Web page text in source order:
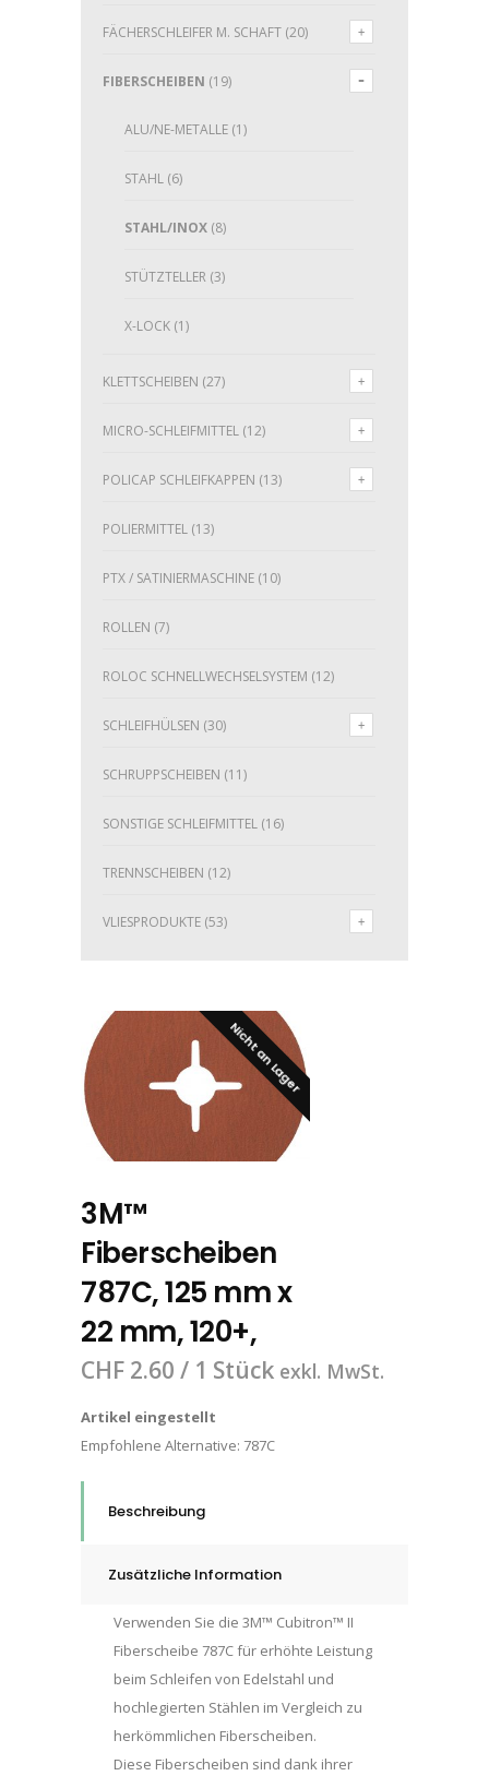
FÄCHERSCHLEIFER M. SCHAFT (20)
FIBERSCHEIBEN (19)
ALU/NE-METALLE (1)
STAHL (6)
STAHL/INOX (8)
STÜTZTELLER (3)
X-LOCK (1)
KLETTSCHEIBEN (27)
MICRO-SCHLEIFMITTEL (12)
POLICAP SCHLEIFKAPPEN (13)
POLIERMITTEL (13)
PTX / SATINIERMASCHINE (10)
ROLLEN (7)
ROLOC SCHNELLWECHSELSYSTEM (12)
SCHLEIFHÜLSEN (30)
SCHRUPPSCHEIBEN (11)
SONSTIGE SCHLEIFMITTEL (16)
TRENNSCHEIBEN (12)
VLIESPRODUKTE (53)
Nicht an Lager
3M™
Fiberscheiben
787C, 125 mm x
22 mm, 120+,
CHF 2.60 / 1 Stück exkl. MwSt.
Artikel eingestellt
Empfohlene Alternative: 787C
Beschreibung
Zusätzliche Information
Verwenden Sie die 3M™ Cubitron™ II
Fiberscheibe 787C für erhöhte Leistung
beim Schleifen von Edelstahl und
hochlegierten Stählen im Vergleich zu
herkömmlichen Fiberscheiben.
Diese Fiberscheiben sind dank ihrer